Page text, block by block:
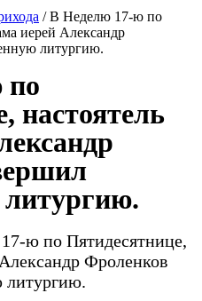
/В Неделю 17-ю по
иерей Александр
литургию.
по
настоятель
ю по Пятидесятнице,
Фроленков
литургию.